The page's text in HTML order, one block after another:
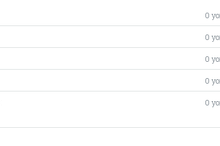
0
0
0
0
0
OFİSLERİ İNCELE